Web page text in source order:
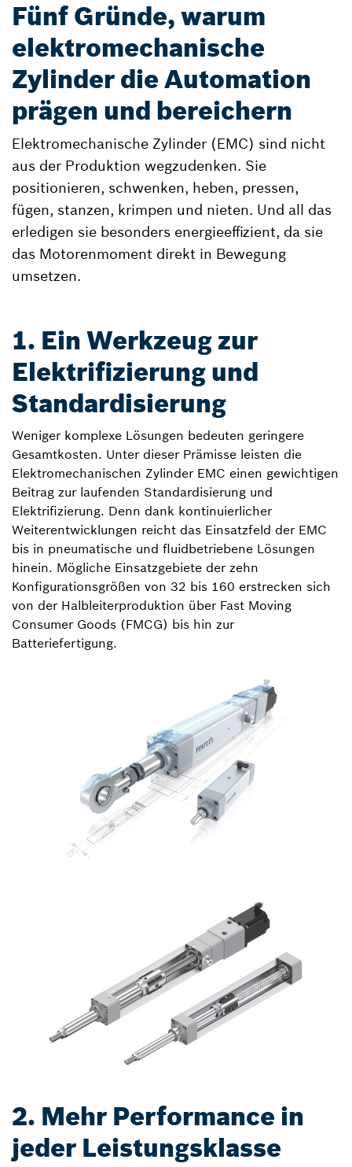
Fünf Gründe, warum
elektromechanische
Zylinder die Automation
prägen und bereichern
Elektromechanische Zylinder (EMC) sind nicht
aus der Produktion wegzudenken. Sie
positionieren, schwenken, heben, pressen,
fügen, stanzen, krimpen und nieten. Und all das
erledigen sie besonders energieeffizient, da sie
das Motorenmoment direkt in Bewegung
umsetzen.
1. Ein Werkzeug zur
Elektrifizierung und
Standardisierung
Weniger komplexe Lösungen bedeuten geringere
Gesamtkosten. Unter dieser Prämisse leisten die
Elektromechanischen Zylinder EMC einen gewichtigen
Beitrag zur laufenden Standardisierung und
Elektrifizierung. Denn dank kontinuierlicher
Weiterentwicklungen reicht das Einsatzfeld der EMC
bis in pneumatische und fluidbetriebene Lösungen
hinein. Mögliche Einsatzgebiete der zehn
Konfigurationsgrößen von 32 bis 160 erstrecken sich
von der Halbleiterproduktion über Fast Moving
Consumer Goods (FMCG) bis hin zur
Batteriefertigung.
2. Mehr Performance in
jeder Leistungsklasse